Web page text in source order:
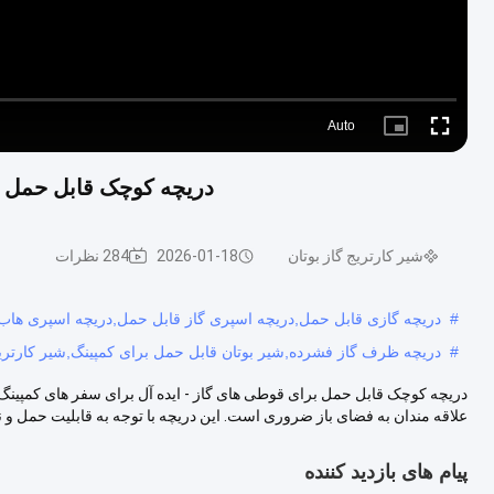
Auto
Picture- Fullscreen
دریچه کوچک قابل حمل
شیر کارتریج گاز بوتان 2026-01-18 284 نظرات
# دریچه گازی قابل حمل,دریچه اسپری گاز قابل حمل,دریچه اسپری
# دریچه ظرف گاز فشرده,شیر بوتان قابل حمل برای کمپینگ,شیر
دریچه کوچک قابل حمل برای قوطی های گاز - ایده آل برای سفر های
علاقه مندان به فضای باز ضروری است. این دریچه با توجه به قابلیت حمل و
پیام های بازدید کننده